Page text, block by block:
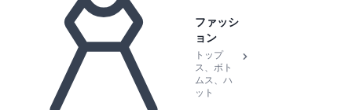
ファッシ
ョン
トップ
ス、ボト
ムス、ハ
ット